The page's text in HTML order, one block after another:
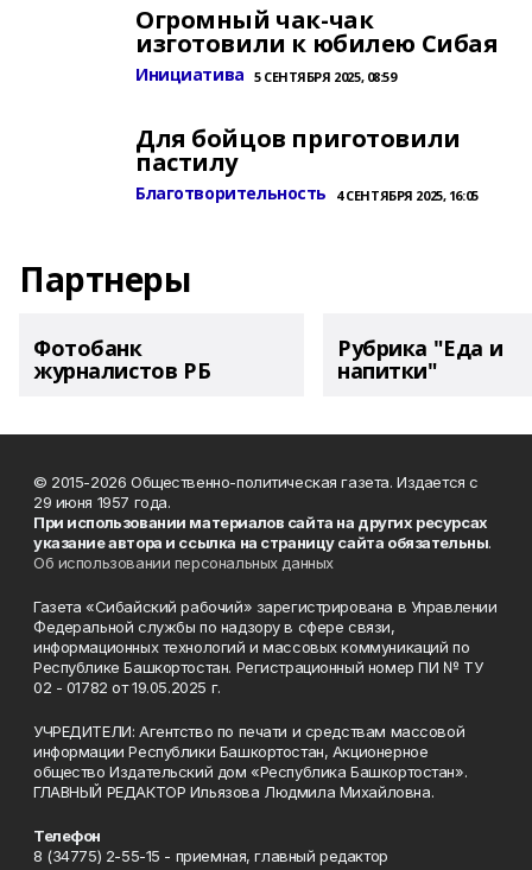
Огромный чак-чак
изготовили к юбилею Сибая
Инициатива 5 СЕНТЯБРЯ 2025, 08:59
Для бойцов приготовили
пастилу
Благотворительность 4 СЕНТЯБРЯ 2025, 16:05
Партнеры
Фотобанк
журналистов РБ
Рубрика "Еда и
напитки"
© 2015-2026 Общественно-политическая газета. Издается с
29 июня 1957 года.
При использовании материалов сайта на других ресурсах
указание автора и ссылка на страницу сайта обязательны.
Об использовании персональных данных
Газета «Сибайский рабочий» зарегистрирована в Управлении
Федеральной службы по надзору в сфере связи,
информационных технологий и массовых коммуникаций по
Республике Башкортостан. Регистрационный номер ПИ № ТУ
02 - 01782 от 19.05.2025 г.
УЧРЕДИТЕЛИ: Агентство по печати и средствам массовой
информации Республики Башкортостан, Акционерное
общество Издательский дом «Республика Башкортостан».
ГЛАВНЫЙ РЕДАКТОР Ильязова Людмила Михайловна.
Телефон
8 (34775) 2-55-15 - приемная, главный редактор